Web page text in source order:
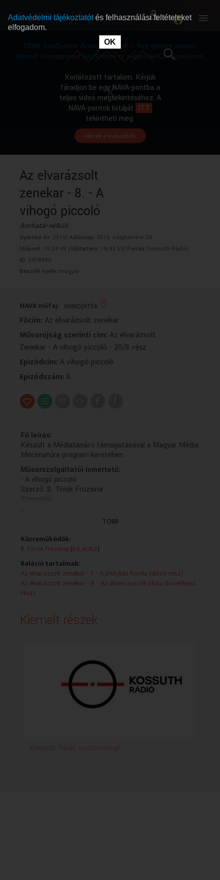
RÓLUNK
RÓLUNK
DRM: KeySystem Access Denied! -- Key system access
denied! Unsupported keySystem or supportedConfigurations.
Korlátozott tartalom. Kérjük
fáradjon be egy NAVA-pontba a
teljes videó megtekintéséhez. A
NAVA-pontok listáját ITT
tekintheti meg.
Idézet a műsorból.
Az elvarázsolt
zenekar - 8. - A
vihogó piccoló
(korhatár nélkül)
Gyártási év: 2016| Adásnap: 2016. szeptember 28.
Időpont: 19:29:49 | Időtartam: 18:43:59| Forrás: Kossuth Rádió|
ID: 2458920
Beszélt nyelv: magyar
NAVA műfaj: HANGJÁTÉK
Főcím:Az elvarázsolt zenekar
Műsorújság szerinti cím:Az elvarázsolt
Zenekar - A vihogó piccoló - 20/8. rész
Epizódcím:A vihogó piccoló
Epizódszám: 8.
Fő leírás:
Készült a Médiatanács támogatásával a Magyar Média
Mecenatúra program keretében.
Műsorszolgáltatói ismertető:
- A vihogó piccoló
Szerző: B. Török Fruzsina
Szereplők:
Emma: Vida Sára, Ábel: Ács Balázs, Nagymama: Molnár
Piroska, Karmesterpálca: Koltai Róbert, Pletykás
Közreműködött a Magyar Rádió Szimfonikus Zenekara
Piccolószóló: Török Fruzsina
Zenei szerkesztő: B. Török Fruzsina
Rendező: Vajda István
Készült a Médiatanács támogatásával a Magyar Média
Mecenatúra program keretében.
(Cserés pályázat)
(A felvételt a Kaneta Produkció készítette 2016-ban.)
...
TÖBB
Közreműködők:
B. Török Fruzsina (író, költő)
Reláció tartalmak:
Az elvarázsolt zenekar - 7. - A pletykás fuvola (előző rész)
Az elvarázsolt zenekar - 9. - Az álomszuszék oboa (következő
rész)
Kiemelt részek
Kossuth Rádió csatornalogó
Adatvédelmi tájékoztatótés felhasználási feltételeket
elfogadom.
OK